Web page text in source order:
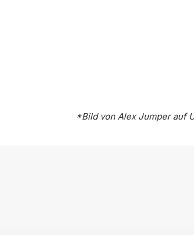
*Bild vonAlex Jumperauf